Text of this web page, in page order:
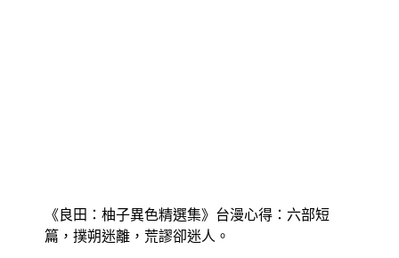
《良田：柚子異色精選集》台漫心得：六部短
篇，撲朔迷離，荒謬卻迷人。